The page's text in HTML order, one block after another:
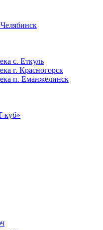
с. Еткуль
г. Красногорск
п. Еманжелинск
куб»